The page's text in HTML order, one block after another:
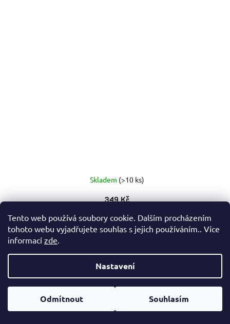
Tento web používá soubory cookie. Dalším procházením
tohoto webu vyjadřujete souhlas s jejich používáním.. Více
informací zde.
Nastavení
Odmítnout Souhlasím
Skladem (>10 ks)
349 Kč
Měrná
cena:
69,80 Kč / 100 ml
Do košíku
Isostar HYDRATE & PERFORM 2x400G
BRUSINKA + BIDON GRATIS
Výhodné